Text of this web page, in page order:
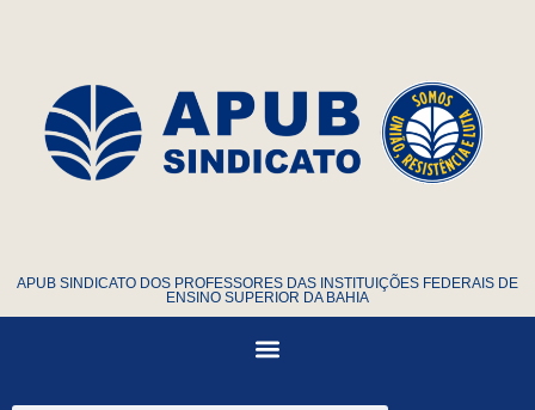
APUB SINDICATO DOS PROFESSORES DAS INSTITUIÇÕES FEDERAIS DE
ENSINO SUPERIOR DA BAHIA